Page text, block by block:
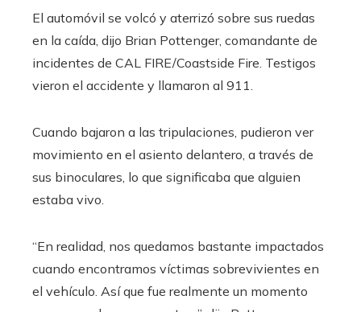
El automóvil se volcó y aterrizó sobre sus ruedas
en la caída, dijo Brian Pottenger, comandante de
incidentes de CAL FIRE/Coastside Fire. Testigos
vieron el accidente y llamaron al 911.
Cuando bajaron a las tripulaciones, pudieron ver
movimiento en el asiento delantero, a través de
sus binoculares, lo que significaba que alguien
estaba vivo.
“En realidad, nos quedamos bastante impactados
cuando encontramos víctimas sobrevivientes en
el vehículo. Así que fue realmente un momento